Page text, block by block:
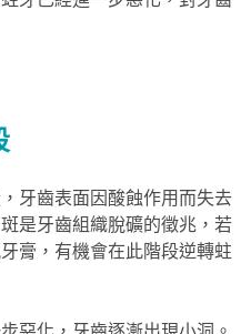
牙齒表面因酸蝕作用而失去
是牙齒組織脫礦的徵兆，若
膏，有機會在此階段逆轉蛀